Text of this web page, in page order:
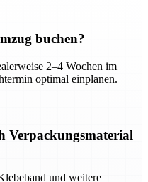
buchen?
2–4 Wochen im
optimal einplanen.
Verpackungsmaterial
und weitere